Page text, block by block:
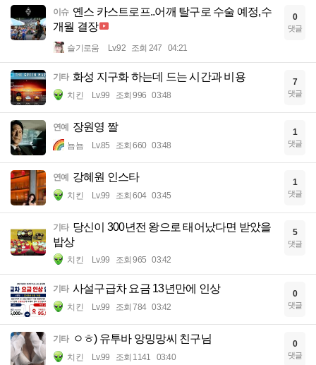
이슈 옌스 카스트로프..어깨 탈구로 수술 예정,수
개월 결장
슬기로움 Lv.92 조회 247 04:21
0
댓글
기타 화성 지구화 하는데 드는 시간과 비용
치킨 Lv.99 조회 996 03:48
7
댓글
연예 장원영 짤
뇸뇸 Lv.85 조회 660 03:48
1
댓글
연예 강혜원 인스타
치킨 Lv.99 조회 604 03:45
1
댓글
기타 당신이 300년전 왕으로 태어났다면 받았을
밥상
치킨 Lv.99 조회 965 03:42
5
댓글
기타 사설구급차 요금 13년만에 인상
치킨 Lv.99 조회 784 03:42
0
댓글
기타 ㅇㅎ) 유투바 앙밍망씨 친구님
치킨 Lv.99 조회 1141 03:40
0
댓글